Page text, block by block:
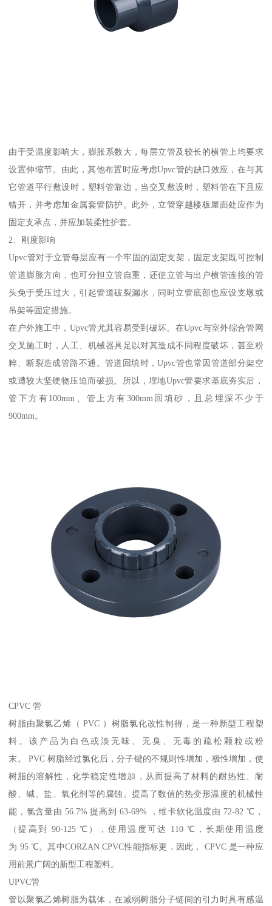
由于受温度影响大，膨胀系数大，每层立管及较长的横管上均要求
设置伸缩节。由此，其他布置时应考虑Upvc管的缺口效应，在与其
它管道平行敷设时，塑料管靠边，当交叉敷设时，塑料管在下且应
错开，并考虑加金属套管防护。此外，立管穿越楼板屋面处应作为
固定支承点，并应加装柔性护套。
2、刚度影响
Upvc管对于立管每层应有一个牢固的固定支架，固定支架既可控制
管道膨胀方向，也可分担立管自重，还使立管与出户横管连接的管
头免于受压过大，引起管道破裂漏水，同时立管底部也应设支墩或
吊架等固定措施。
在户外施工中，Upvc管尤其容易受到破坏。在Upvc与室外综合管网
交叉施工时，人工、机械器具足以对其造成不同程度破坏，甚至粉
粹、断裂造成管路不通。管道回填时，Upvc管也常因管道部分架空
或遭较大坚硬物压迫而破损。所以，埋地Upvc管要求基底夯实后，
管下方有100mm、管上方有300mm回填砂，且总埋深不少于
900mm。
CPVC 管
树脂由聚氯乙烯（ PVC ）树脂氯化改性制得，是一种新型工程塑
料。该产品为白色或淡无味、无臭、无毒的疏松颗粒或粉
末。 PVC 树脂经过氯化后，分子键的不规则性增加，极性增加，使
树脂的溶解性，化学稳定性增加，从而提高了材料的耐热性、耐
酸、碱、盐、氧化剂等的腐蚀。提高了数值的热变形温度的机械性
能，氯含量由 56.7% 提高到 63-69% ，维卡软化温度由 72-82 ℃，
（提高到 90-125 ℃），使用温度可达 110 ℃，长期使用温度
为 95 ℃。其中CORZAN CPVC性能指标更．因此， CPVC 是一种应
用前景广阔的新型工程塑料。
UPVC管
管以聚氯乙烯树脂为载体，在减弱树脂分子链间的引力时具有感温